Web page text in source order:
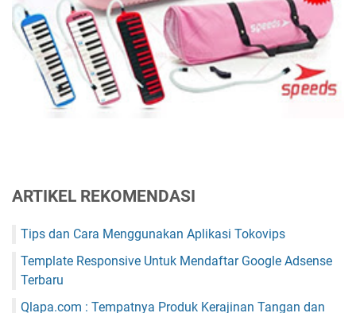
ARTIKEL REKOMENDASI
Tips dan Cara Menggunakan Aplikasi Tokovips
Template Responsive Untuk Mendaftar Google Adsense
Terbaru
Qlapa.com : Tempatnya Produk Kerajinan Tangan dan